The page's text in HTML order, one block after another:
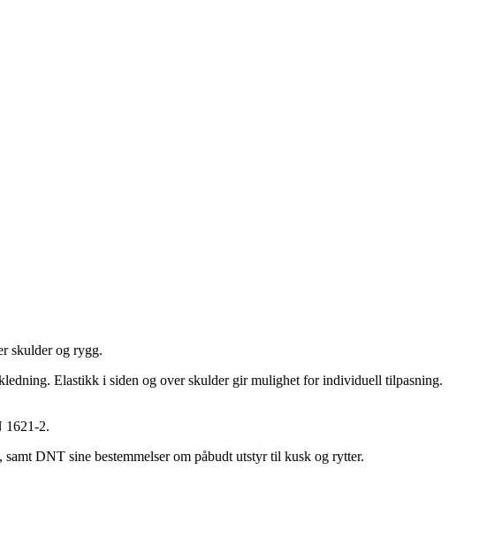
skulder og rygg.
Elastikk i siden og over skulder gir mulighet for individuell tilpasning.
1621-2.
DNT sine bestemmelser om påbudt utstyr til kusk og rytter.